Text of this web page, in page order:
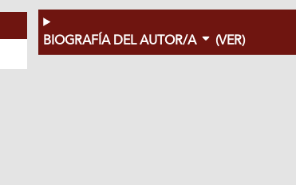
BIOGRAFÍA DEL AUTOR/A (VER)